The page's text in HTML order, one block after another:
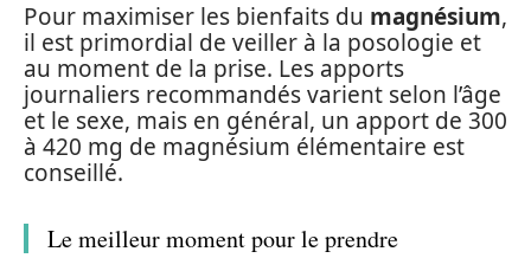
Pour maximiser les bienfaits du magnésium,
il est primordial de veiller à la posologie et
au moment de la prise. Les apports
journaliers recommandés varient selon l’âge
et le sexe, mais en général, un apport de 300
à 420 mg de magnésium élémentaire est
conseillé.
Le meilleur moment pour le prendre